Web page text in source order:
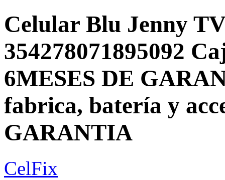
Celular Blu Jenny
354278071895092
6MESES DE
fabrica, batería y
GARANTIA
CelFix